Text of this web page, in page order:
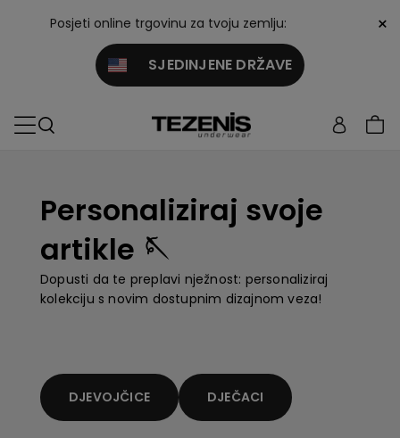
Posjeti online trgovinu za tvoju zemlju:
SJEDINJENE DRŽAVE
×
Personaliziraj svoje
artikle 🪡
Dopusti da te preplavi nježnost: personaliziraj
kolekciju s novim dostupnim dizajnom veza!
DJEVOJČICE DJEČACI